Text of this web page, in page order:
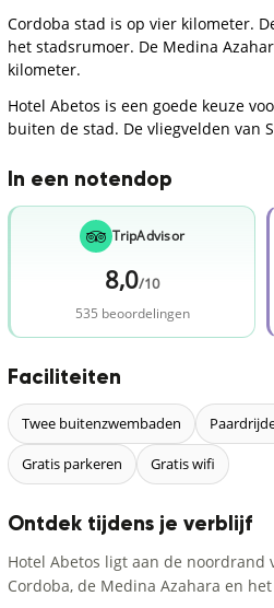
Cordoba stad is op vier kilometer.
het stadsrumoer. De Medina
kilometer.
Hotel Abetos is een goede keuze
buiten de stad. De vliegvelden van
In een notendop
TripAdvisor
8,0/10
535 beoordelingen
Faciliteiten
Twee buitenzwembaden
Gratis parkeren Gratis wifi
Ontdek tijdens je verblijf
Hotel Abetos ligt aan de
Cordoba, de Medina Azahara en